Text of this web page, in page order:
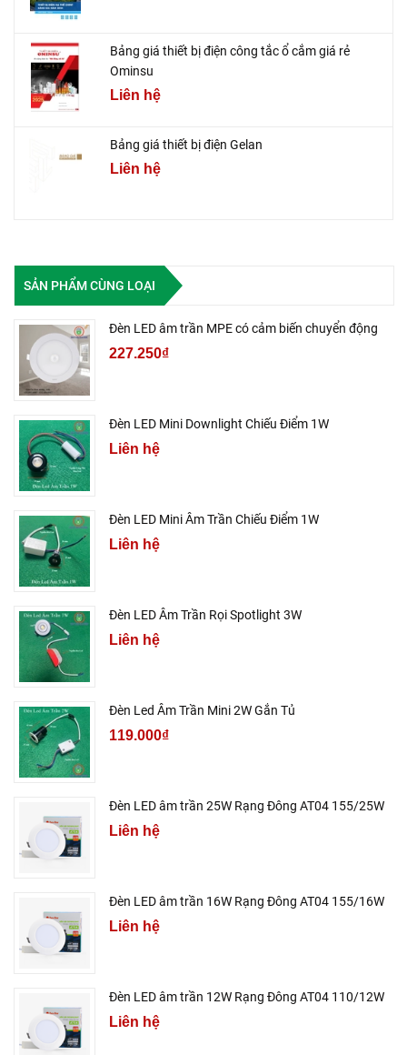
Bảng giá thiết bị điện công tắc ổ cắm giá rẻ
Ominsu
Liên hệ
Bảng giá thiết bị điện Gelan
Liên hệ
SẢN PHẨM CÙNG LOẠI
Đèn LED âm trần MPE có cảm biến chuyển động
227.250₫
Đèn LED Mini Downlight Chiếu Điểm 1W
Liên hệ
Đèn LED Mini Âm Trần Chiếu Điểm 1W
Liên hệ
Đèn LED Âm Trần Rọi Spotlight 3W
Liên hệ
Đèn Led Âm Trần Mini 2W Gắn Tủ
119.000₫
Đèn LED âm trần 25W Rạng Đông AT04 155/25W
Liên hệ
Đèn LED âm trần 16W Rạng Đông AT04 155/16W
Liên hệ
Đèn LED âm trần 12W Rạng Đông AT04 110/12W
Liên hệ